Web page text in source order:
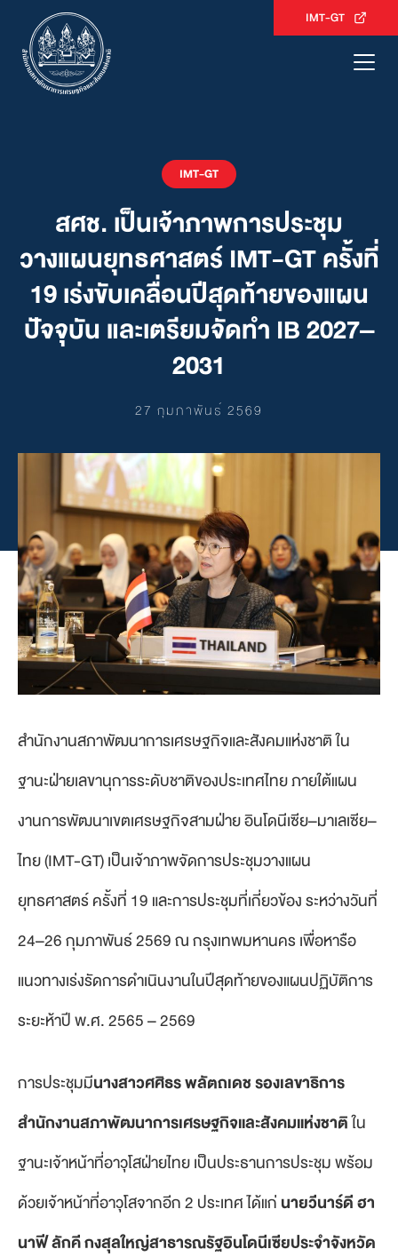
content
IMT-GT
IMT-GT
สศช. เป็นเจ้าภาพการประชุม
วางแผนยุทธศาสตร์ IMT-GT ครั้งที่
19 เร่งขับเคลื่อนปีสุดท้ายของแผน
ปัจจุบัน และเตรียมจัดทำ IB 2027–
2031
27 กุมภาพันธ์ 2569
สำนักงานสภาพัฒนาการเศรษฐกิจและสังคมแห่งชาติ ใน
ฐานะฝ่ายเลขานุการระดับชาติของประเทศไทย ภายใต้แผน
งานการพัฒนาเขตเศรษฐกิจสามฝ่าย อินโดนีเซีย–มาเลเซีย–
ไทย (IMT-GT) เป็นเจ้าภาพจัดการประชุมวางแผน
ยุทธศาสตร์ ครั้งที่ 19 และการประชุมที่เกี่ยวข้อง ระหว่างวันที่
24–26 กุมภาพันธ์ 2569 ณ กรุงเทพมหานคร เพื่อหารือ
แนวทางเร่งรัดการดำเนินงานในปีสุดท้ายของแผนปฏิบัติการ
ระยะห้าปี พ.ศ. 2565 – 2569
การประชุมมีนางสาวศศิธร พลัตถเดช รองเลขาธิการ
สำนักงานสภาพัฒนาการเศรษฐกิจและสังคมแห่งชาติใน
ฐานะเจ้าหน้าที่อาวุโสฝ่ายไทย เป็นประธานการประชุม พร้อม
ด้วยเจ้าหน้าที่อาวุโสจากอีก 2 ประเทศ ได้แก่ นายวีนาร์ดี ฮา
นาฟี ลักคี กงสุลใหญ่สาธารณรัฐอินโดนีเซียประจำจังหวัด